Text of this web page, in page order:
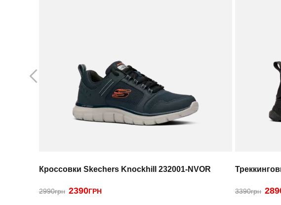
Кроссовки Skechers Knockhill 232001-NVOR
2990грн 2390ГРН 3390грн